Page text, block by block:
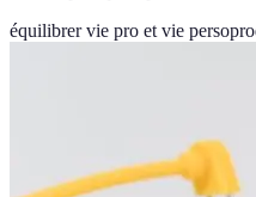
équilibrer vie pro et vie perso